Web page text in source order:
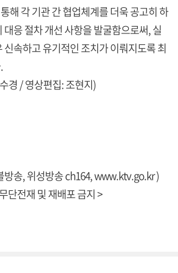
해 각 기관 간 협업체계를 더욱 공고히 하
대응 절차 개선 사항을 발굴함으로써, 실
신속하고 유기적인 조치가 이뤄지도록 최
경 / 영상편집: 조현지)
방송, 위성방송 ch164,www.ktv.go.kr)
단전재 및 재배포 금지 >